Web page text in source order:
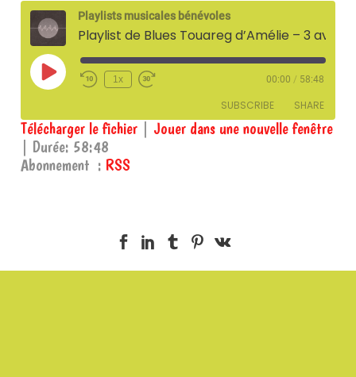
Playlists musicales bénévoles
Play
Episode
1x 00:00 / 58:48
SUBSCRIBE SHARE
RSS
SHARE
Télécharger le fichier
Jouer dans une nouvelle fenêtre
Durée: 58:48
Abonnement : RSS